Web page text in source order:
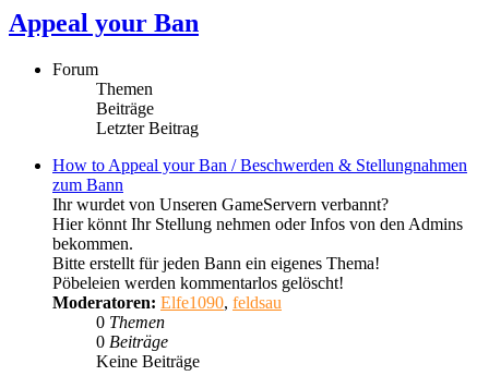
Appeal your Ban
Forum
Themen
Beiträge
Letzter Beitrag
How to Appeal your Ban / Beschwerden & Stellungnahmen
zum Bann
Ihr wurdet von Unseren GameServern verbannt?
Hier könnt Ihr Stellung nehmen oder Infos von den Admins
bekommen.
Bitte erstellt für jeden Bann ein eigenes Thema!
Pöbeleien werden kommentarlos gelöscht!
Moderatoren: Elfe1090, feldsau
0 Themen
0 Beiträge
Keine Beiträge